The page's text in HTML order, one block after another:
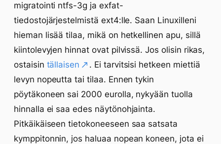
migratointi ntfs-3g ja exfat-
tiedostojärjestelmistä ext4:lle. Saan Linuxilleni
hieman lisää tilaa, mikä on hetkellinen apu, sillä
kiintolevyjen hinnat ovat pilvissä. Jos olisin rikas,
ostaisin tällaisen
. Ei tarvitsisi hetkeen miettiä
levyn nopeutta tai tilaa. Ennen tykin
pöytäkoneen sai 2000 eurolla, nykyään tuolla
hinnalla ei saa edes näytönohjainta.
Pitkäikäiseen tietokoneeseen saa satsata
kymppitonnin, jos haluaa nopean koneen, jota ei